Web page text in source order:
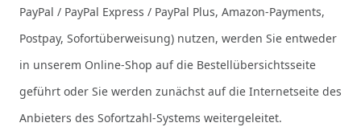
PayPal / PayPal Express / PayPal Plus, Amazon-Payments,
Postpay, Sofortüberweisung) nutzen, werden Sie entweder
in unserem Online-Shop auf die Bestellübersichtsseite
geführt oder Sie werden zunächst auf die Internetseite des
Anbieters des Sofortzahl-Systems weitergeleitet.